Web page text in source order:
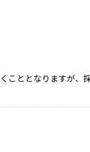
こととなりますが、